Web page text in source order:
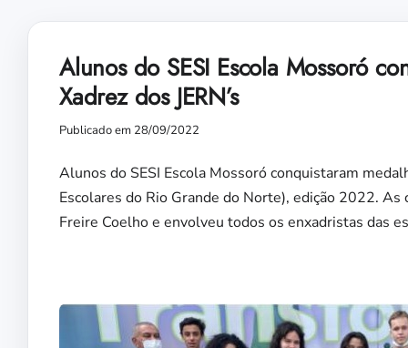
Alunos do SESI Escola Mossoró
Xadrez dos JERN’s
Publicado em 28/09/2022
Alunos do SESI Escola Mossoró conquistaram
Escolares do Rio Grande do Norte), edição 2022.
Freire Coelho e envolveu todos os enxadristas das